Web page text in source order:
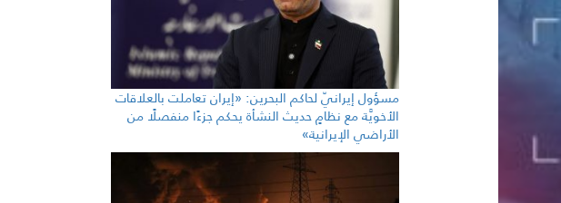
مسؤول إيرانيّ لحاكم البحرين: «إيران تعاملت بالعلاقات
الأخويَّة مع نظامٍ حديث النشأة يحكم جزءًا منفصلًا من
الأراضي الإيرانية»